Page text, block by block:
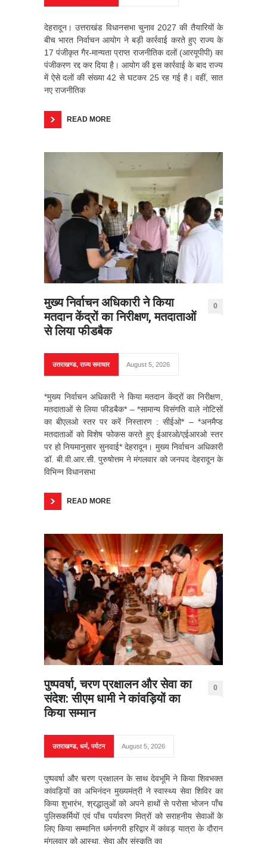
देहरादून। उत्तराखंड विधानसभा चुनाव 2027 की तैयारियों के
बीच भारत निर्वाचन आयोग ने बड़ी कार्रवाई करते हुए राज्य के
17 पंजीकृत गैर-मान्यता प्राप्त राजनीतिक दलों (आरयूपीपी) का
पंजीकरण रद्द कर दिया है। आयोग की इस कार्रवाई के बाद राज्य
में ऐसे दलों की संख्या 42 से घटकर 25 रह गई है। वहीं, सात
नए राजनीतिक
READ MORE
मुख्य निर्वाचन अधिकारी ने किया
मतदान केंद्रों का निरीक्षण, मतदाताओं
से लिया फीडबैक
0
उत्तराखण्ड,राज्य समाचार August 5, 2026
*मुख्य निर्वाचन अधिकारी ने किया मतदान केंद्रों का निरीक्षण,
मतदाताओं से लिया फीडबैक* – *सामान्य विसंगति वाले नोटिसों
का बीएलओ स्तर पर करें निस्तारण : सीईओ* – ⁠*अनमैप्ड
मतदाताओं को विशेष फोकस करते हुए ईआरओ/एईआरओ स्तर
पर हो नियमानुसार सुनवाई* देहरादून। मुख्य निर्वाचन अधिकारी
डॉ. बी.वी.आर.सी. पुरुषोत्तम ने मंगलवार को जनपद देहरादून के
विभिन्न विधानसभा
READ MORE
पुष्पवर्षा, चरण प्रक्षालन और सेवा का
संदेश: सीएम धामी ने कांवड़ियों का
किया सम्मान
0
उत्तराखण्ड, धर्म,पर्यटन August 5, 2026
पुष्पवर्षा और चरण प्रक्षालन के साथ देवभूमि ने किया शिवभक्त
कांवड़ियों का अभिनंदन मुख्यमंत्री ने स्वास्थ्य सेवा शिविर का
किया शुभारंभ, श्रद्धालुओं को अपने हाथों से परोसा भोजन पाँच
पुलिसकर्मियों एवं पाँच पर्यावरण मित्रों को सराहनीय सेवाओं के
लिए किया सम्मानित धर्मनगरी हरिद्वार में कांवड़ यात्रा के दौरान
मंगलवार को आस्था, सेवा और संस्कृति का